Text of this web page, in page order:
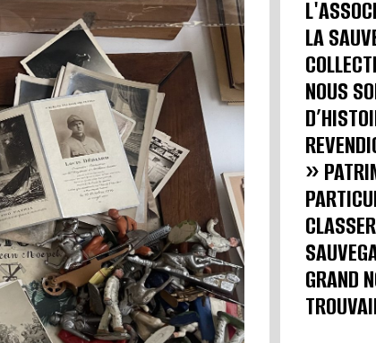
LA
NOUS
»
GRAND